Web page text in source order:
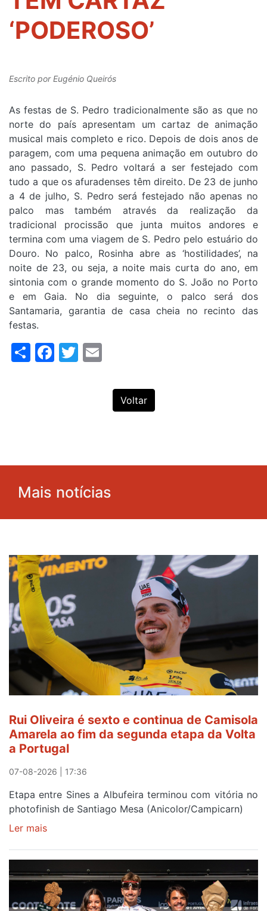
‘PODEROSO’
Escrito porEugénio Queirós
As festas de S. Pedro tradicionalmente são as que no
norte do país apresentam um cartaz de animação
musical mais completo e rico. Depois de dois anos de
paragem, com uma pequena animação em outubro do
ano passado, S. Pedro voltará a ser festejado com
tudo a que os afuradenses têm direito. De 23 de junho
a 4 de julho, S. Pedro será festejado não apenas no
palco mas também através da realização da
tradicional procissão que junta muitos andores e
termina com uma viagem de S. Pedro pelo estuário do
Douro. No palco, Rosinha abre as ‘hostilidades’, na
noite de 23, ou seja, a noite mais curta do ano, em
sintonia com o grande momento do S. João no Porto
e em Gaia. No dia seguinte, o palco será dos
Santamaria, garantia de casa cheia no recinto das
festas.
ShareFacebook
Twitter
Voltar
Mais notícias
Rui Oliveira é sexto e continua de Camisola
Amarela ao fim da segunda etapa da Volta
a Portugal
07-08-2026 | 17:36
Etapa entre Sines a Albufeira terminou com vitória no
photofinish de Santiago Mesa (Anicolor/Campicarn)
Ler mais
Oliveira
é
sexto
e